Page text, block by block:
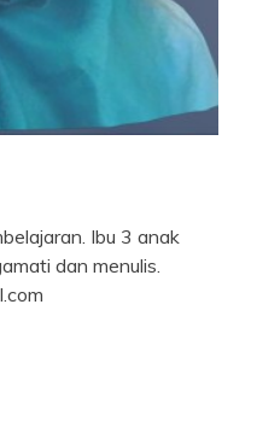
Ibu 3 anak
dan menulis.